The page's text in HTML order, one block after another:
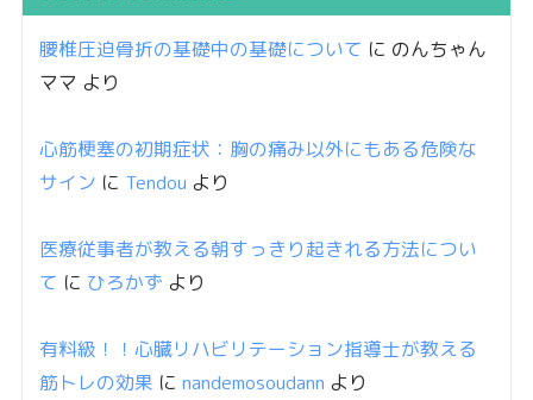
腰椎圧迫骨折の基礎中の基礎について に のんちゃん
ママ より
心筋梗塞の初期症状：胸の痛み以外にもある危険な
サイン に Tendou より
医療従事者が教える朝すっきり起きれる方法につい
て に ひろかず より
有料級！！心臓リハビリテーション指導士が教える
筋トレの効果 に nandemosoudann より